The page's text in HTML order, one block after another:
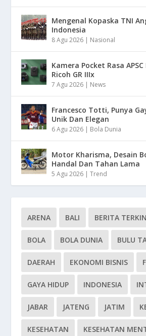
Mengenal Kopaska TNI
Indonesia
8 Agu 2026 | Nasional
Kamera Pocket Rasa
Ricoh GR IIIx
7 Agu 2026 | News
Francesco Totti, Punya
Unik Dan Elegan
6 Agu 2026 | Bola Dunia
Motor Kharisma, Desain
Handal Dan Tahan Lama
5 Agu 2026 |Trend
ARENA BALI BERITA
BOLA BOLA DUNIA BULU
DAERAH EKONOMI BISNIS
GAYA HIDUP INDONESIA
JABAR JATENG JATIM
KESEHATAN KESEHATAN